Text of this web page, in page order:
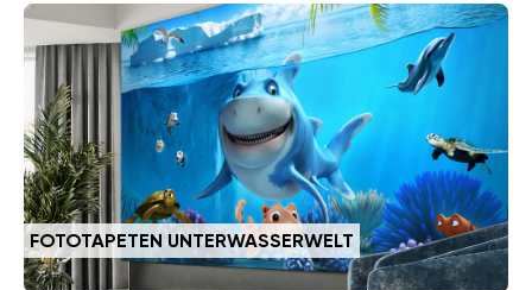
FOTOTAPETEN UNTERWASSERWELT